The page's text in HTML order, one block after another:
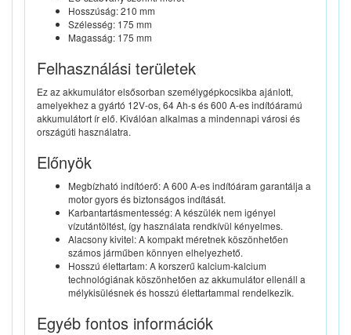
Hosszúság: 210 mm
Szélesség: 175 mm
Magasság: 175 mm
Felhasználási területek
Ez az akkumulátor elsősorban személygépkocsikba ajánlott,
amelyekhez a gyártó 12V-os, 64 Ah-s és 600 A-es indítóáramú
akkumulátort ír elő. Kiválóan alkalmas a mindennapi városi és
országúti használatra.
Előnyök
Megbízható indítóerő: A 600 A-es indítóáram garantálja a
motor gyors és biztonságos indítását.
Karbantartásmentesség: A készülék nem igényel
vízutántöltést, így használata rendkívül kényelmes.
Alacsony kivitel: A kompakt méretnek köszönhetően
számos járműben könnyen elhelyezhető.
Hosszú élettartam: A korszerű kalcium-kalcium
technológiának köszönhetően az akkumulátor ellenáll a
mélykisülésnek és hosszú élettartammal rendelkezik.
Egyéb fontos információk